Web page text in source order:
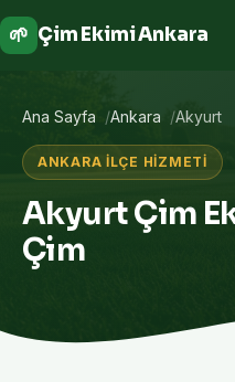
🌱 Çim Ekimi Ankara
Ana Sayfa Ankara Akyurt
ANKARA İLÇE HIZMETI
Akyurt Çim
Çim